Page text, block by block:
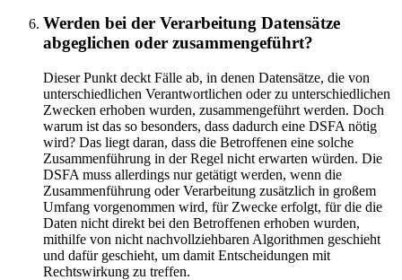
Werden bei der Verarbeitung Datensätze
abgeglichen oder zusammengeführt?
Dieser Punkt deckt Fälle ab, in denen Datensätze, die von
unterschiedlichen Verantwortlichen oder zu unterschiedlichen
Zwecken erhoben wurden, zusammengeführt werden. Doch
warum ist das so besonders, dass dadurch eine DSFA nötig
wird? Das liegt daran, dass die Betroffenen eine solche
Zusammenführung in der Regel nicht erwarten würden. Die
DSFA muss allerdings nur getätigt werden, wenn die
Zusammenführung oder Verarbeitung zusätzlich in großem
Umfang vorgenommen wird, für Zwecke erfolgt, für die die
Daten nicht direkt bei den Betroffenen erhoben wurden,
mithilfe von nicht nachvollziehbaren Algorithmen geschieht
und dafür geschieht, um damit Entscheidungen mit
Rechtswirkung zu treffen.